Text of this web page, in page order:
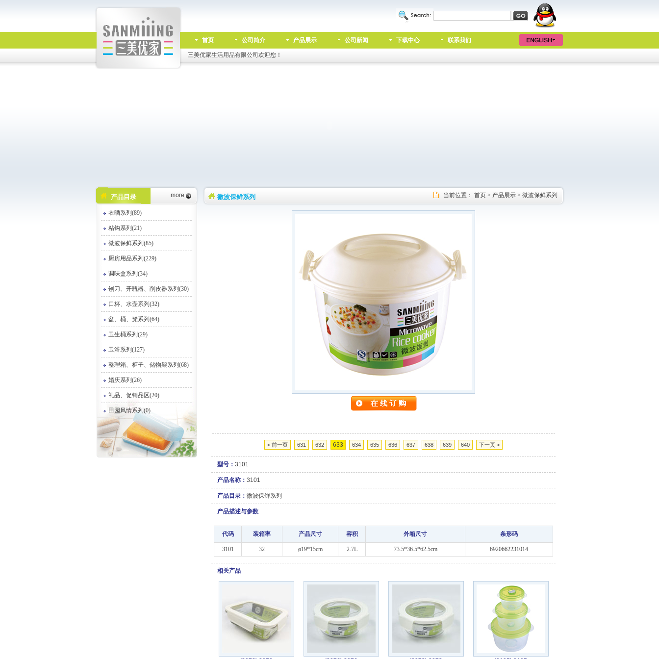
首页 公司简介 产品展示 公司新闻 下载中心 联系我们
三美优家生活用品有限公司欢迎您！
产品目录 more
衣晒系列(89)
粘钩系列(21)
微波保鲜系列(85)
厨房用品系列(229)
调味盒系列(34)
刨刀、开瓶器、削皮器系列(30)
口杯、水壶系列(32)
盆、桶、凳系列(64)
卫生桶系列(29)
卫浴系列(127)
整理箱、柜子、储物架系列(68)
婚庆系列(26)
礼品、促销品区(20)
田园风情系列(0)
微波保鲜系列 当前位置： 首页> 产品展示> 微波保鲜系列
< 前一页 631 632 633 634 635 636 637 638 639 640 下一页 >
型号： 3101
产品名称： 3101
产品目录： 微波保鲜系列
产品描述与参数
代码 装箱率 产品尺寸 容积 外箱尺寸 条形码
3101 32 ø19*15cm 2.7L 73.5*36.5*62.5cm 6920662231014
相关产品